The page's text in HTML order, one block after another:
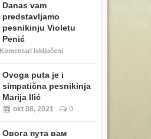
Danas vam
predstavljamo
pesnikinju Violetu
Penić
Komentari isključeni
Ovoga puta je i
simpatična pesnikinja
Marija Ilić
okt 08, 2021 0
Овога пута вам